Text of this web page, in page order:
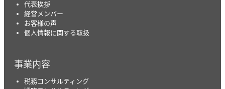
代表挨拶
経営メンバー
お客様の声
個人情報に関する取扱
事業内容
税務コンサルティング